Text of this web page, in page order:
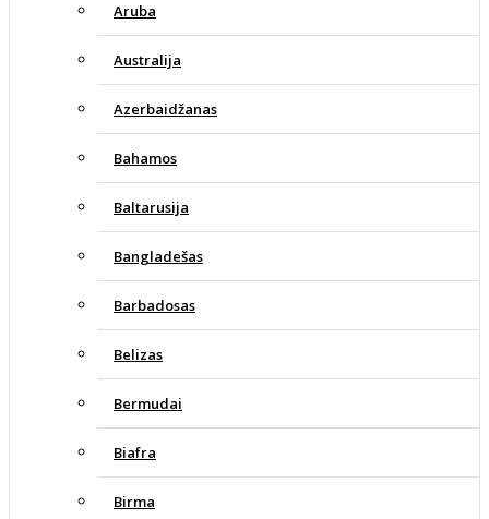
Aruba
Australija
Azerbaidžanas
Bahamos
Baltarusija
Bangladešas
Barbadosas
Belizas
Bermudai
Biafra
Birma